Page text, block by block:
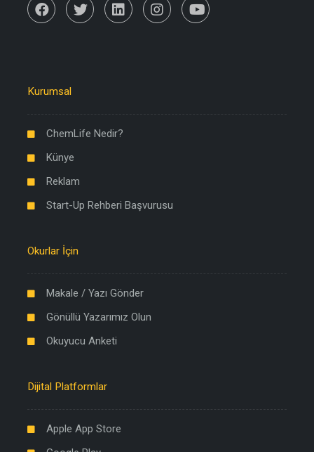
Kurumsal
ChemLife Nedir?
Künye
Reklam
Start-Up Rehberi Başvurusu
Okurlar İçin
Makale / Yazı Gönder
Gönüllü Yazarımız Olun
Okuyucu Anketi
Dijital Platformlar
Apple App Store